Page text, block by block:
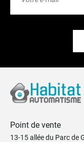
Point de vente
13-15 allée du Parc de